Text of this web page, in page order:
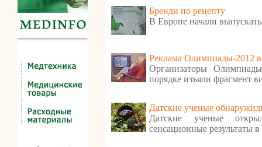
Бренди по рецепту
В Европе начали
Реклама Олимпиады-2012
Организаторы
порядке изъяли фрагмент
Датские ученые
Датские ученые
сенсационные результаты